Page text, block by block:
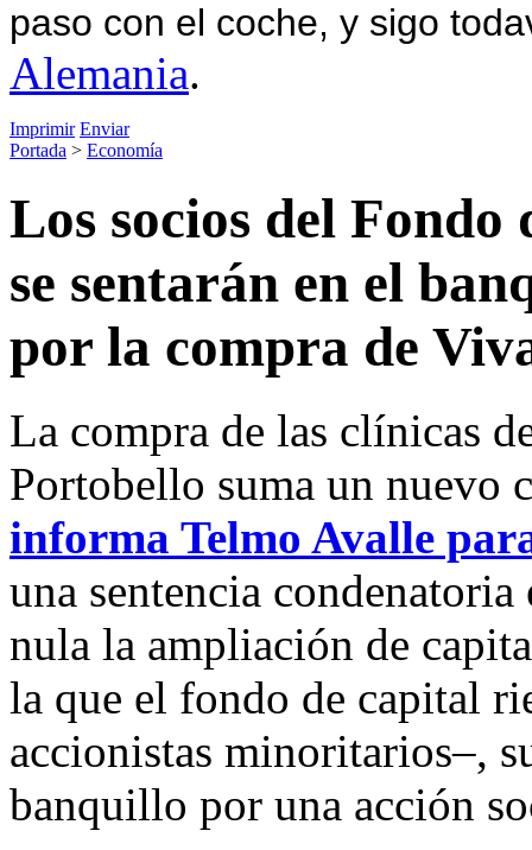
paso con el coche, y sigo
Alemania.
Imprimir Enviar
Portada > Economía
Los socios del
se sentarán en el
por la compra de
La compra de las clínicas
Portobello suma un nuevo
informa Telmo Avalle
una sentencia
nula la ampliación de
la que el fondo de capital
accionistas minoritarios–,
banquillo por una acción